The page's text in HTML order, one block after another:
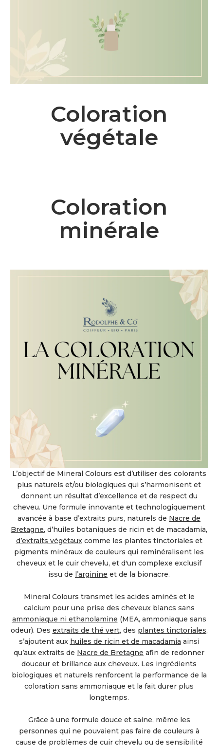
Coloration
végétale
Coloration
minérale
L’objectif de Mineral Colours est d’utiliser des colorants
plus naturels et/ou biologiques qui s’harmonisent et
donnent un résultat d’excellence et de respect du
cheveu. Une formule innovante et technologiquement
avancée à base d’extraits purs, naturels de Nacre de
Bretagne, d’huiles botaniques de ricin et de macadamia,
d’extraits végétauxcomme les plantes tinctoriales et
pigments minéraux de couleurs qui reminéralisent les
cheveux et le cuir chevelu, et d'un complexe exclusif
issu de l’arginine et de la bionacre.
Mineral Colours transmet les acides aminés et le
calcium pour une prise des cheveux blancs sans
ammoniaque ni ethanolamine (MEA, ammoniaque sans
odeur). Des extraits de thé vert, des plantes tinctoriales,
s’ajoutent aux huiles de ricin et de macadamia ainsi
qu’aux extraits de Nacre de Bretagne afin de redonner
douceur et brillance aux cheveux. Les ingrédients
biologiques et naturels renforcent la performance de la
coloration sans ammoniaque et la fait durer plus
longtemps.
Grâce à une formule douce et saine, même les
personnes qui ne pouvaient pas faire de couleurs à
cause de problèmes de cuir chevelu ou de sensibilité